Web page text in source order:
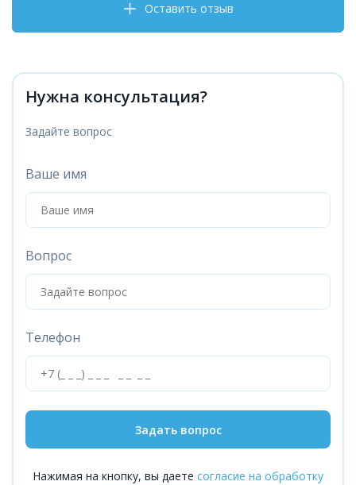
Оставить отзыв
Нужна консультация?
Задайте вопрос
Ваше имя
Вопрос
Телефон
Задать вопрос
Нажимая на кнопку, вы даете согласие на обработку